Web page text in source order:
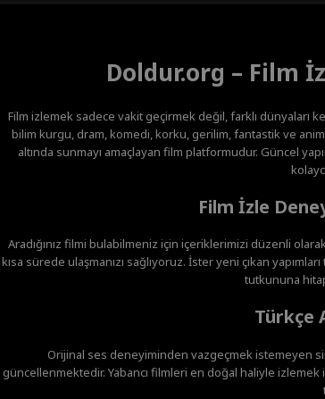
Doldur.org – Film
Film izlemek sadece vakit geçirmek değil, farklı dünyaları
bilim kurgu, dram, komedi, korku, gerilim, fantastik ve
altında sunmayı amaçlayan film platformudur. Güncel
Film İzle
Aradığınız filmi bulabilmeniz için içeriklerimizi düzenli
kısa sürede ulaşmanızı sağlıyoruz. İster yeni çıkan
tutkununa
Türkçe
Orijinal ses deneyiminden vazgeçmek istemeyen
güncellenmektedir. Yabancı filmleri en doğal haliyle